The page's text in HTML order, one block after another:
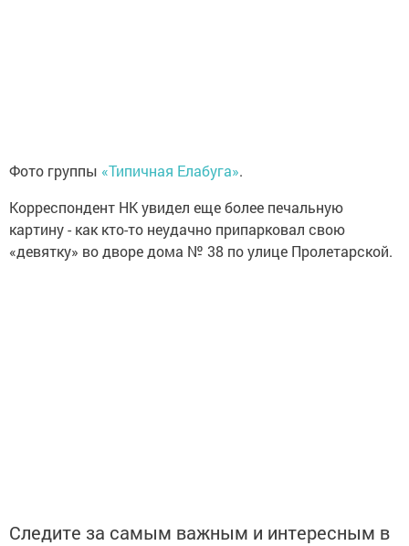
Фото группы «Типичная Елабуга».
Корреспондент НК увидел еще более печальную
картину - как кто-то неудачно припарковал свою
«девятку» во дворе дома № 38 по улице Пролетарской.
Следите за самым важным и интересным в